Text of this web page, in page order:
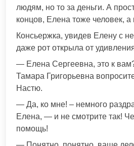
людям, но то за деньги. А
концов, Елена тоже человек, а
Консьержка, увидев Елену с
даже рот открыла от
— Елена Сергеевна, это к
Тамара Григорьевна
Настю.
— Да, ко мне! – немного
Елена, — и не смотрите так!
помощь!